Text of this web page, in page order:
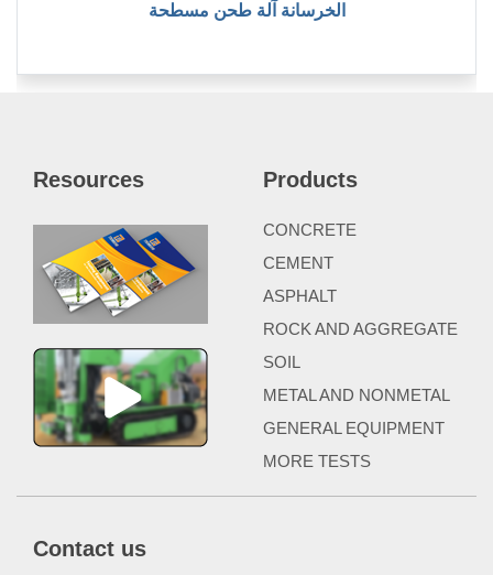
الخرسانة آلة طحن مسطحة
Resources Products
CONCRETE
CEMENT
ASPHALT
ROCK AND AGGREGATE
SOIL
METAL AND NONMETAL
GENERAL EQUIPMENT
MORE TESTS
Contact us